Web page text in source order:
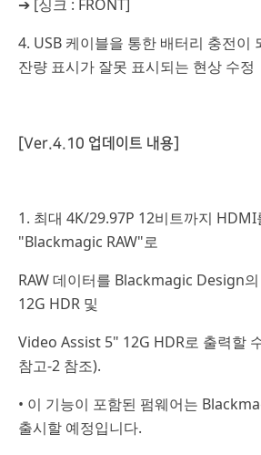
➔ [싱크 : FRONT]
4. USB 케이블을 통한 배터리 충전이
잔량 표시가 잘못 표시되는 현상 수정
[Ver.4.10 업데이트 내용]
1. 최대 4K/29.97P 12비트까지 HDMI
"Blackmagic RAW"로
RAW 데이터를 Blackmagic Design
12G HDR 및
Video Assist 5" 12G HDR로 출력할
참고-2 참조).
• 이 기능이 포함된 펌웨어는
출시할 예정입니다.